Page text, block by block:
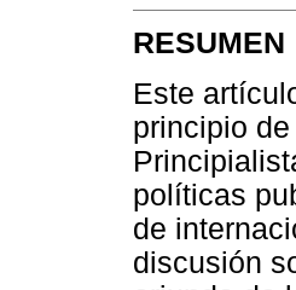
RESUMEN
Este
principio
políticas
de
discusión